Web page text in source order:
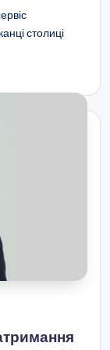
столиці